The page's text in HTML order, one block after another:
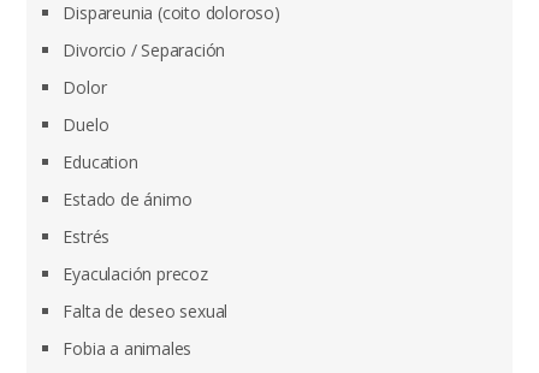
Dispareunia (coito doloroso)
Divorcio / Separación
Dolor
Duelo
Education
Estado de ánimo
Estrés
Eyaculación precoz
Falta de deseo sexual
Fobia a animales